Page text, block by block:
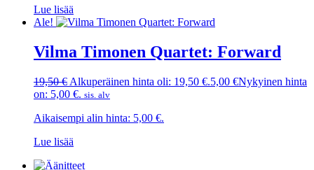
Lue lisää
Ale!
Vilma Timonen Quartet: Forward
19,50€ Alkuperäinen hinta oli: 19,50 €.5,00 €Nykyinen hinta
on: 5,00 €. sis. alv
Aikaisempi alin hinta: 5,00 €.
Lue lisää